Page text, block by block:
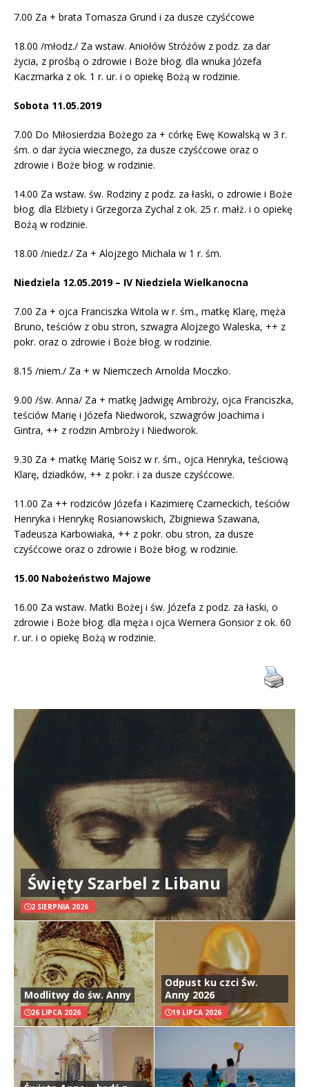
7.00 Za + brata Tomasza Grund i za dusze czyśćcowe
18.00 /młodz./ Za wstaw. Aniołów Stróżów z podz. za dar
życia, z prośbą o zdrowie i Boże błog. dla wnuka Józefa
Kaczmarka z ok. 1 r. ur. i o opiekę Bożą w rodzinie.
Sobota 11.05.2019
7.00 Do Miłosierdzia Bożego za + córkę Ewę Kowalską w 3 r.
śm. o dar życia wiecznego, za dusze czyśćcowe oraz o
zdrowie i Boże błog. w rodzinie.
14.00 Za wstaw. św. Rodziny z podz. za łaski, o zdrowie i Boże
błog. dla Elżbiety i Grzegorza Zychal z ok. 25 r. małż. i o opiekę
Bożą w rodzinie.
18.00 /niedz./ Za + Alojzego Michala w 1 r. śm.
Niedziela 12.05.2019 – IV Niedziela Wielkanocna
7.00 Za + ojca Franciszka Witola w r. śm., matkę Klarę, męża
Bruno, teściów z obu stron, szwagra Alojzego Waleska, ++ z
pokr. oraz o zdrowie i Boże błog. w rodzinie.
8.15 /niem./ Za + w Niemczech Arnolda Moczko.
9.00 /św. Anna/ Za + matkę Jadwigę Ambroży, ojca Franciszka,
teściów Marię i Józefa Niedworok, szwagrów Joachima i
Gintra, ++ z rodzin Ambroży i Niedworok.
9.30 Za + matkę Marię Soisz w r. śm., ojca Henryka, teściową
Klarę, dziadków, ++ z pokr. i za dusze czyśćcowe.
11.00 Za ++ rodziców Józefa i Kazimierę Czarneckich, teściów
Henryka i Henrykę Rosianowskich, Zbigniewa Szawana,
Tadeusza Karbowiaka, ++ z pokr. obu stron, za dusze
czyśćcowe oraz o zdrowie i Boże błog. w rodzinie.
15.00 Nabożeństwo Majowe
16.00 Za wstaw. Matki Bożej i św. Józefa z podz. za łaski, o
zdrowie i Boże błog. dla męża i ojca Wernera Gonsior z ok. 60
r. ur. i o opiekę Bożą w rodzinie.
Święty Szarbel z Libanu
2 SIERPNIA 2026
Modlitwy do św. Anny
26 LIPCA 2026
Odpust ku czci Św.
Anny 2026
19 LIPCA 2026